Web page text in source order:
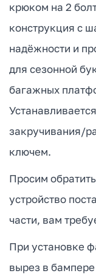
крюком на 2
конструкция с
надёжности и
для сезонной
багажных
закручивания/
ключем.
Просим
устройство
части, вам
При установке
вырез в